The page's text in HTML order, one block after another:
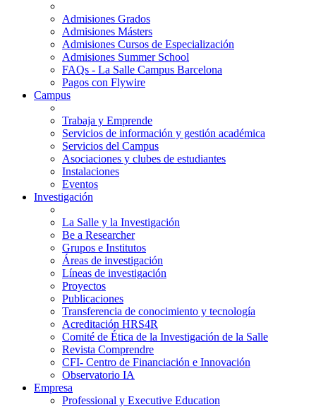
Admisiones Grados
Admisiones Másters
Admisiones Cursos de Especialización
Admisiones Summer School
FAQs - La Salle Campus Barcelona
Pagos con Flywire
Campus
Trabaja y Emprende
Servicios de información y gestión académica
Servicios del Campus
Asociaciones y clubes de estudiantes
Instalaciones
Eventos
Investigación
La Salle y la Investigación
Be a Researcher
Grupos e Institutos
Áreas de investigación
Líneas de investigación
Proyectos
Publicaciones
Transferencia de conocimiento y tecnología
Acreditación HRS4R
Comité de Ética de la Investigación de la Salle
Revista Comprendre
CFI- Centro de Financiación e Innovación
Observatorio IA
Empresa
Professional y Executive Education